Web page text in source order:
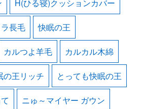
H(ひる寝)クッションカバー
長毛 快眠の王
カルつよ羊毛 カルカル木綿
の王リッチ とっても快眠の王
ニゅ～マイヤー ガウン